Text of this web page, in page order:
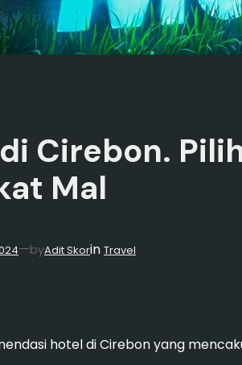
Cirebon.
Mal
—byAdit Skorin Travel
hotel di Cirebon yang